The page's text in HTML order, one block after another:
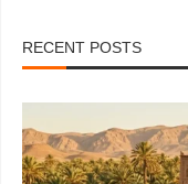
RECENT POSTS